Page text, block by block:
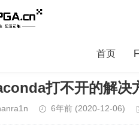
首页
Python> 正文内
打不开的解决
6年前 (2020-12-06)